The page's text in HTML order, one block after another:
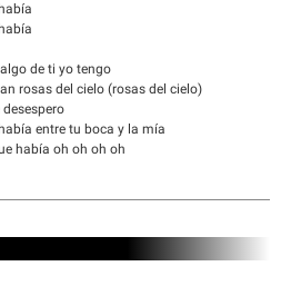
de ti yo tengo
rosas del cielo (rosas del cielo)
entre tu boca y la mía
había oh oh oh oh